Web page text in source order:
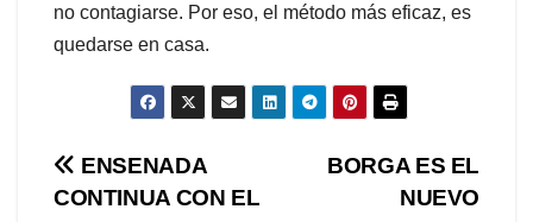
no contagiarse. Por eso, el método más eficaz, es
quedarse en casa.
Navegación
BORGA ES EL
NUEVO
ENSENADA
CONTINUA CON EL